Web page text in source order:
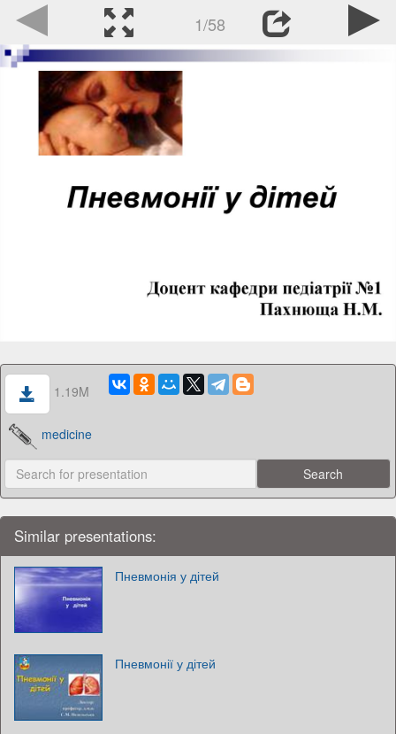
1/58
1.19M
medicine
Similar presentations:
Пневмонія у дітей
Пневмонії у дітей